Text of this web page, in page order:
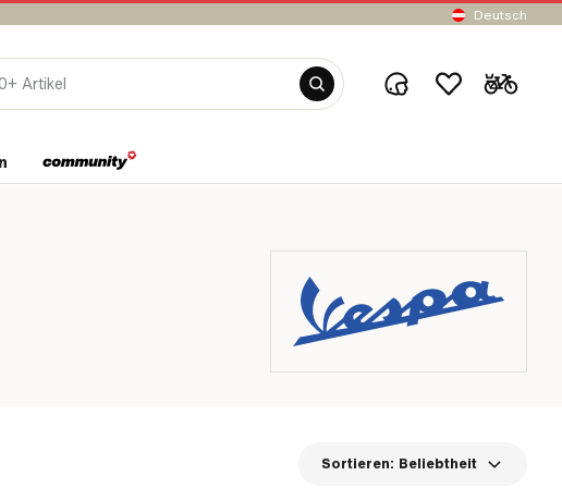
Deutsch
Sortieren: Beliebtheit